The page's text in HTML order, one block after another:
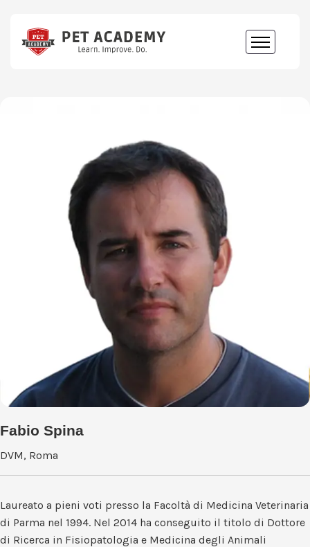
Fabio Spina
DVM, Roma
Laureato a pieni voti presso la Facoltà di Medicina Veterinaria
di Parma nel 1994. Nel 2014 ha conseguito il titolo di Dottore
di Ricerca in Fisiopatologia e Medicina degli Animali